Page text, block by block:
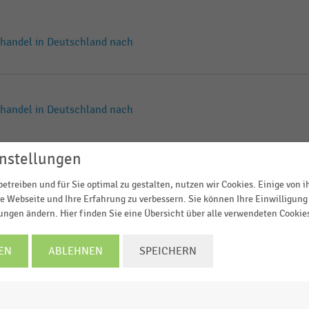
in Deutschland nach
in Deutschland nach
nach
Top-50-FMCG-Hersteller
und für Sie optimal zu gestalten, nutzen wir Cookies. Einige von
Webseite und Ihre Erfahrung zu verbessern. Sie können Ihre
ändern. Hier finden Sie eine Übersicht über alle verwendeten
ABLEHNEN SPEICHERN